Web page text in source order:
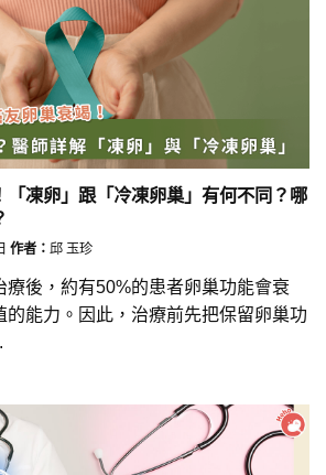
「凍卵」跟「冷凍卵巢」有何不同？哪
作者： 邱 玉珍
療後，約有50%的患者卵巢功能會衰
的能力。因此，治療前先把保留卵巢功